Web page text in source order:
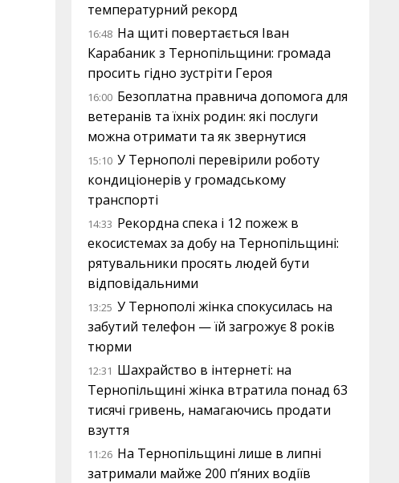
температурний рекорд
16:48 На щиті повертається Іван
Карабаник з Тернопільщини: громада
просить гідно зустріти Героя
16:00 Безоплатна правнича допомога для
ветеранів та їхніх родин: які послуги
можна отримати та як звернутися
15:10 У Тернополі перевірили роботу
кондиціонерів у громадському
транспорті
14:33 Рекордна спека і 12 пожеж в
екосистемах за добу на Тернопільщині:
рятувальники просять людей бути
відповідальними
13:25 У Тернополі жінка спокусилась на
забутий телефон — їй загрожує 8 років
тюрми
12:31 Шахрайство в інтернеті: на
Тернопільщині жінка втратила понад 63
тисячі гривень, намагаючись продати
взуття
11:26 На Тернопільщині лише в липні
затримали майже 200 п’яних водіїв